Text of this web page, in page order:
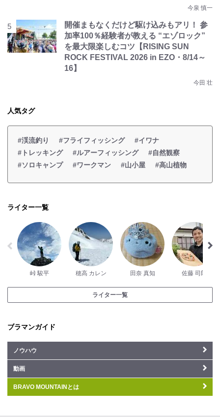
今泉 慎一
開催まもなくだけど駆け込みもアリ！ 参
加率100％経験者が教える “エゾロック”
を最大限楽しむコツ【RISING SUN
ROCK FESTIVAL 2026 in EZO・8/14～
16】
今田 壮
人気タグ
#渓流釣り #フライフィッシング
#イワナ
#トレッキング
#ルアーフィッシング
#自然観察
#ソロキャンプ
#ワークマン #山小屋 #高山植物
ライター一覧
峠 駿平 穂高 カレン 田奈 真知 佐藤 司郎
ライター一覧
ブラマンガイド
ノウハウ
動画
BRAVO MOUNTAINとは